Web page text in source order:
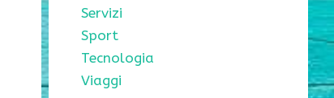
Servizi
Sport
Tecnologia
Viaggi